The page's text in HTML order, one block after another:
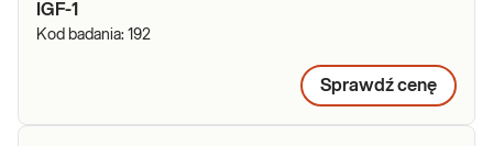
IGF-1
Kod badania: 192
Sprawdź cenę